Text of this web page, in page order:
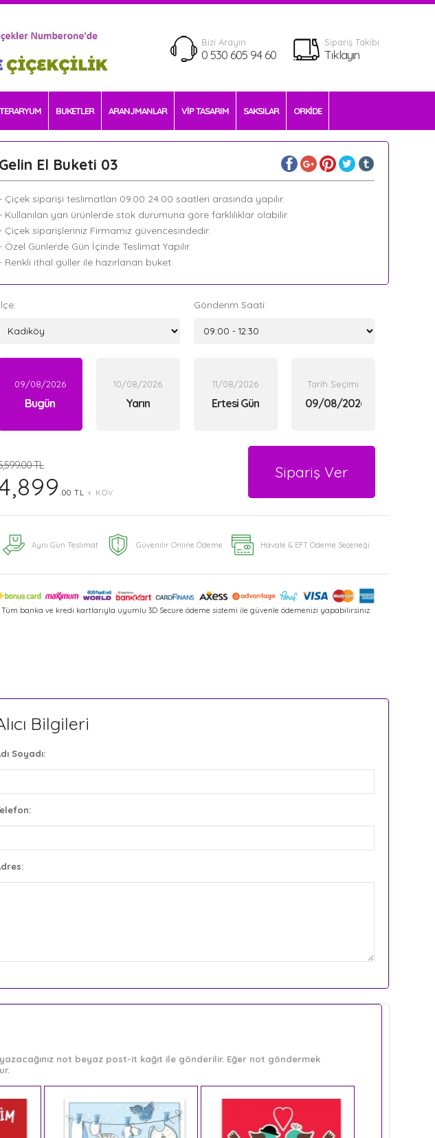
Bizi Arayın
0 530 605 94 60
Sipariş Takibi
Tıklayın
TERARYUM BUKETLER ARANJMANLAR VİP TASARIM SAKSILAR ORKİDE
Gelin El Buketi 03
- Çiçek siparişi teslimatları 09.00 24.00 saatleri arasında yapılır.
- Kullanılan yan ürünlerde stok durumuna göre farklılıklar olabilir.
- Çiçek siparişleriniz Firmamız güvencesindedir.
- Özel Günlerde Gün İçinde Teslimat Yapılır.
- Renkli ithal güller ile hazırlanan buket.
Gönderim Saati:
09/08/2026
Bugün
10/08/2026
Yarın
11/08/2026
Ertesi Gün
Tarih Seçimi
TL
.00 TL + KDV
Sipariş Ver
Aynı Gün Teslimat Güvenilir Online Ödeme Havale & EFT Ödeme Seçeneği
Tüm banka ve kredi kartlarıyla uyumlu 3D Secure ödeme sistemi ile güvenle ödemenizi yapabilirsiniz.
Bilgileri
Soyadı:
not beyaz post-it kağıt ile gönderilir. Eğer not göndermek